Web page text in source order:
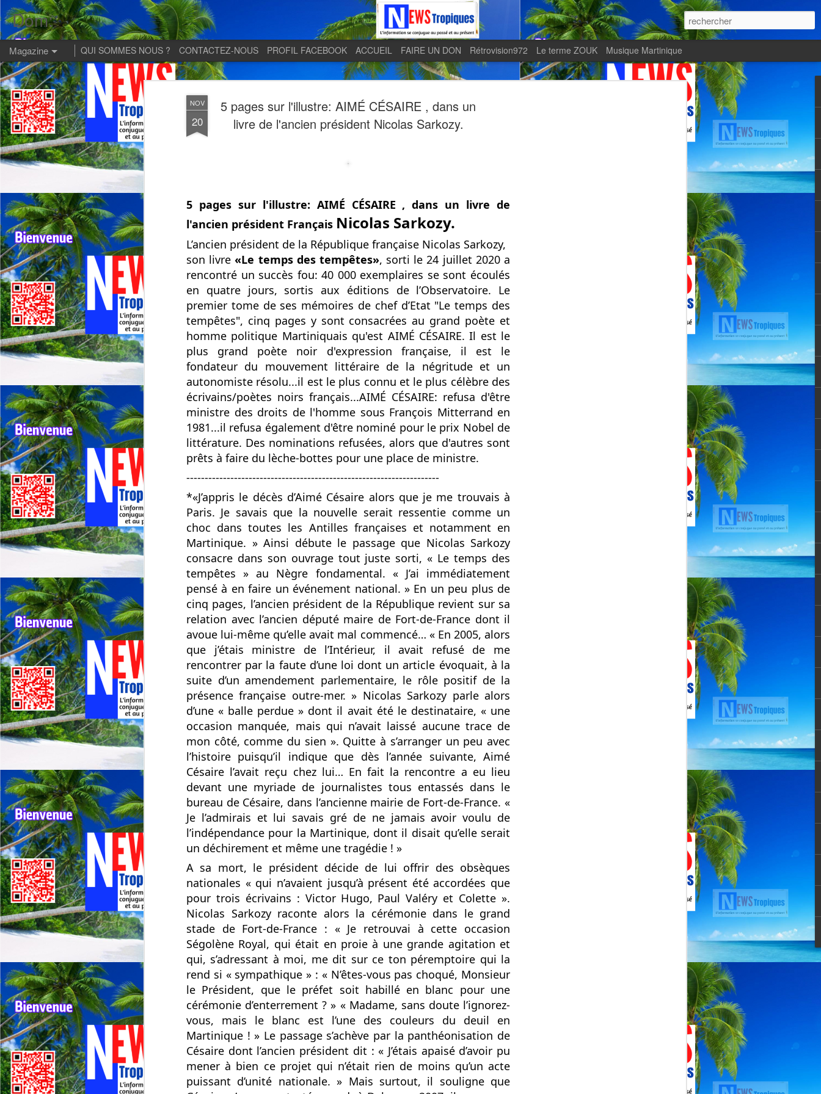
NOV
20
5 pages sur l'illustre: AIMÉ CÉSAIRE , dans un
livre de l'ancien président Nicolas Sarkozy.
5 pages sur l'illustre: AIMÉ CÉSAIRE , dans un livre de
l'ancien président Français Nicolas Sarkozy.
L’ancien président de la République française Nicolas Sarkozy,
son livre«Le temps des tempêtes», sorti le 24 juillet 2020 a
rencontré un succès fou: 40 000 exemplaires se sont écoulés
en quatre jours, sortis aux éditions de l’Observatoire. Le
premier tome de ses mémoires de chef d’Etat "Le temps des
tempêtes", cinq pages y sont consacrées au grand poète et
homme politique Martiniquais qu'est AIMÉ CÉSAIRE. Il est le
plus grand poète noir d'expression française, il est le
fondateur du mouvement littéraire de la négritude et un
autonomiste résolu...il est le plus connu et le plus célèbre des
écrivains/poètes noirs français...AIMÉ CÉSAIRE: refusa d'être
ministre des droits de l'homme sous François Mitterrand en
1981...il refusa également d'être nominé pour le prix Nobel de
littérature. Des nominations refusées, alors que d'autres sont
prêts à faire du lèche-bottes pour une place de ministre.
---------------------------------------------------------------------
*«J’appris le décès d’Aimé Césaire alors que je me trouvais à
Paris. Je savais que la nouvelle serait ressentie comme un
choc dans toutes les Antilles françaises et notamment en
Martinique. » Ainsi débute le passage que Nicolas Sarkozy
consacre dans son ouvrage tout juste sorti, « Le temps des
tempêtes » au Nègre fondamental. « J’ai immédiatement
pensé à en faire un événement national. » En un peu plus de
cinq pages, l’ancien président de la République revient sur sa
relation avec l’ancien député maire de Fort-de-France dont il
avoue lui-même qu’elle avait mal commencé… « En 2005, alors
que j’étais ministre de l’Intérieur, il avait refusé de me
rencontrer par la faute d’une loi dont un article évoquait, à la
suite d’un amendement parlementaire, le rôle positif de la
présence française outre‐mer. » Nicolas Sarkozy parle alors
d’une « balle perdue » dont il avait été le destinataire, « une
occasion manquée, mais qui n’avait laissé aucune trace de
mon côté, comme du sien ». Quitte à s’arranger un peu avec
l’histoire puisqu’il indique que dès l’année suivante, Aimé
Césaire l’avait reçu chez lui… En fait la rencontre a eu lieu
devant une myriade de journalistes tous entassés dans le
bureau de Césaire, dans l’ancienne mairie de Fort-de-France. «
Je l’admirais et lui savais gré de ne jamais avoir voulu de
l’indépendance pour la Martinique, dont il disait qu’elle serait
un déchirement et même une tragédie ! »
A sa mort, le président décide de lui offrir des obsèques
nationales « qui n’avaient jusqu’à présent été accordées que
pour trois écrivains : Victor Hugo, Paul Valéry et Colette ».
Nicolas Sarkozy raconte alors la cérémonie dans le grand
stade de Fort‐de‐France : « Je retrouvai à cette occasion
Ségolène Royal, qui était en proie à une grande agitation et
qui, s’adressant à moi, me dit sur ce ton péremptoire qui la
rend si « sympathique » : « N’êtes‐vous pas choqué, Monsieur
le Président, que le préfet soit habillé en blanc pour une
cérémonie d’enterrement ? » « Madame, sans doute l’ignorez‐
vous, mais le blanc est l’une des couleurs du deuil en
Martinique ! » Le passage s’achève par la panthéonisation de
Césaire dont l’ancien président dit : « J’étais apaisé d’avoir pu
mener à bien ce projet qui n’était rien de moins qu’un acte
puissant d’unité nationale. » Mais surtout, il souligne que
Dom:
Magazine QUI SOMMES NOUS ? CONTACTEZ-NOUS PROFIL FACEBOOK ACCUEIL FAIRE UN DON Rétrovision972 Le terme ZOUK Musique Martinique
en lumière Zitata TV, fierté d’une
télévision Martiniquaise
Quand le journal LE MONDE met en lumière Zitata TV, fierté d’une
télévision martiniquaise indépendante.
Zitata TV, la télévision privée martiniquaise, vient de franchir un cap
symbolique dans son développement médiatique. Le quotidien
national Le Monde lui consacre un article publié le 3 août 2026,
saluant l’énergie, la proximité et l’originalité de cette chaîne qui
s’impose désormais comme un acteur incontournable du paysage
audiovisuel ultramarin.
Une reconnaissance nationale pour une chaîne locale.
JUL
30
Outremer: deux tours
cyclistes se
chevauchent, appel
urgent à une
harmonisation entre la
Réunion et la
Guadeloupe.
🚴Outremer: Deux tours cyclistes
en collision, l’Appel urgent à une
harmonisation entre La réunion et
🚴Quand deux cours cyclistes se
chevauchent, l’excellence des
coureurs se retrouve piégée.
Deux événements majeurs du
cyclisme outre‑mer vont se
dérouler presque simultanément
en 2026 : le 79ᵉ Tour cycliste de
La Réunion (1er au 9 août 2026) et
le 75ᵉ Tour cycliste international
de Guadeloupe (31 juillet au 9
août 2026).
JUL
27
La journaliste
BARBARA OLIVIER-
ZANDRONIS, revient
sur son interview de
Jordan Bardella, dans
un podcast animée Par
Rokhaya Diallo.
La journaliste BARBARA
OLIVIER-ZANDRONIS, revient
sur son interview de Jordan
Bardella. dans un podcast animée
Par la journaliste Rokhaya Diallo.
(Interview en fin de page).
JUL
25
Jean‑Claude Naimro,
le Magicien des
Claviers : France 4
célèbre le génie qui a
façonné le son
Kassav’.
JEAN-CLAUDE NAIMRO, le
Magicien Martiniquais des
Claviers : qui a façonné le son
Kassav’, émission exceptionnelle
en son honneur, sur France 4, le
12 août à 23h40.
Une soirée hommage à un maître
de la musique antillaise.
La télévision France 4 consacre
une émission exceptionnelle au
Jean‑Claude Naimro, figure
majeure de la musique caribéenne
et pilier du groupe Kassav’.
JUL
19
La télévision jamaïcaine braque ses caméras sur la
Martinique : "Reggae Therapy", le festival qui fait
vibrer la Caraïbe.
Quand la télévision jamaïcaine braque ses caméras sur le festival
"Reggae Therapy", en Martinique, le festival qui fait vibrer la Caraïbe.
Télévision Jamaïque a parlé de la Martinique, le 17 juillet 2026 dans le
journal de 12heures.
JUL
18
MATHIEU MÉRANVILLE. Journaliste sportif
Martiniquais à France 3, et France info TV, et écrivain.
MATHIEU MÉRANVILLE. Journaliste sportif à France 3, et France info
TV, et écrivain.
La voix martiniquaise qui réécrit l’histoire du sport et des
discriminations.
Né en 1962 au Saint‑Esprit en Martinique, Mathieu Méranville s’est
imposé comme l’un des journalistes sportifs les plus respectés de
France.
JUL
12
Hermann Rose‑Elie : sa famille met fin aux rumeurs et
appelle au respect.
HERMANN ROSE‑ELIE : la famille met fin aux rumeurs et appelle au
respect.
Dans un communiqué diffusé ce vendredi 10 juillet 2026, la famille du
journaliste martiniquais Hermann Rose‑Elie, rédacteur en chef à RCI